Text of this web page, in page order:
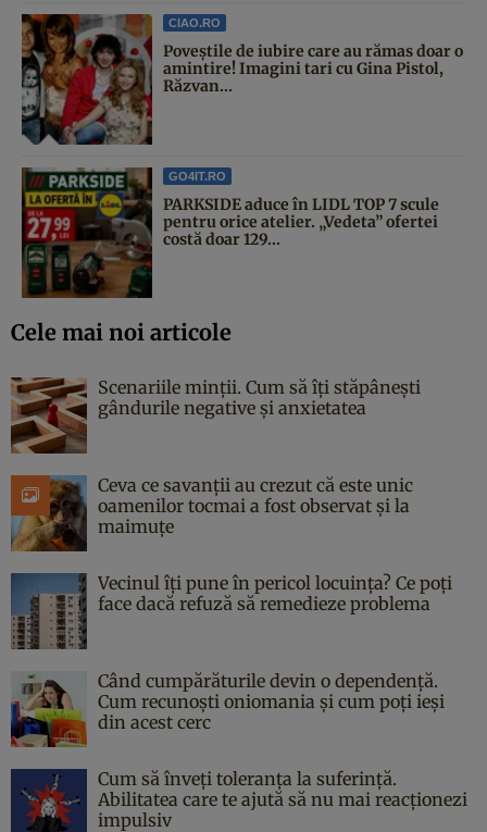
CIAO.RO
Poveştile de iubire care au rămas doar o
amintire! Imagini tari cu Gina Pistol,
Răzvan...
GO4IT.RO
PARKSIDE aduce în LIDL TOP 7 scule
pentru orice atelier. „Vedeta” ofertei
costă doar 129...
Cele mai noi articole
Scenariile minții. Cum să îți stăpânești
gândurile negative și anxietatea
Ceva ce savanții au crezut că este unic
oamenilor tocmai a fost observat și la
maimuțe
Vecinul îți pune în pericol locuința? Ce poți
face dacă refuză să remedieze problema
Când cumpărăturile devin o dependență.
Cum recunoști oniomania și cum poți ieși
din acest cerc
Cum să înveți toleranța la suferință.
Abilitatea care te ajută să nu mai reacționezi
impulsiv